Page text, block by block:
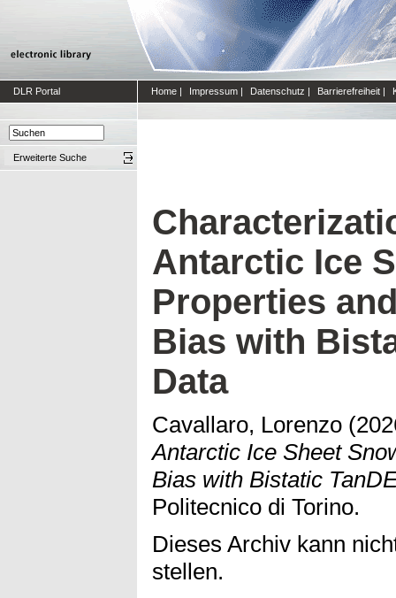
DLR Portal Home | Impressum | Datenschutz | Barrierefreiheit |
Erweiterte Suche
Antarctic Ice
Properties
Bias with
Data
Cavallaro, Lorenzo
Antarctic Ice Sheet
Bias with Bistatic
Politecnico di Torino.
Dieses Archiv kann
stellen.